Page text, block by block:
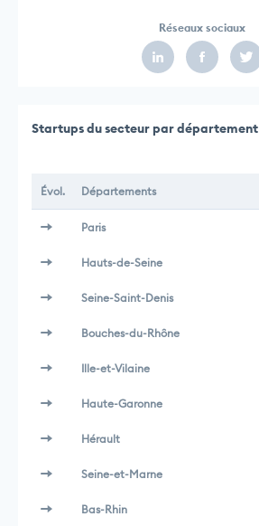
Réseaux sociaux
Startups du secteur par département
Évol. Départements
Paris
Hauts-de-Seine
Seine-Saint-Denis
Bouches-du-Rhône
Ille-et-Vilaine
Haute-Garonne
Hérault
Seine-et-Marne
Bas-Rhin